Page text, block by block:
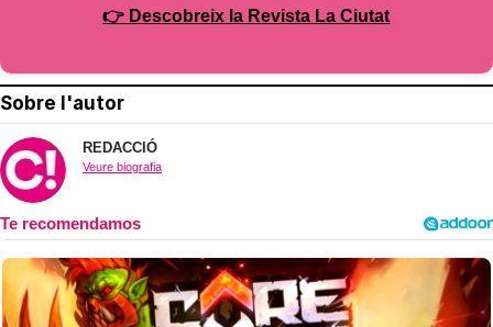
👉 Descobreix la Revista La Ciutat
Sobre l'autor
REDACCIÓ
Veure biografia